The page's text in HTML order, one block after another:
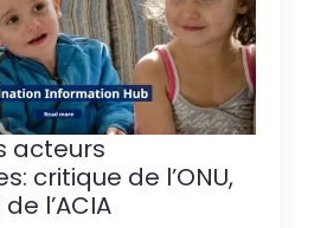
acteurs
critique de l’ONU,
l’ACIA